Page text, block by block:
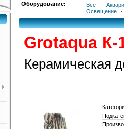
Оборудование: Все ·
Освещение
·
Grotaqua
Керамическая